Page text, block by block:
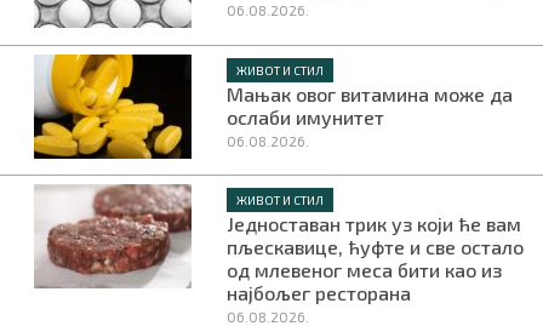
06.08.2026.
ЖИВОТ И СТИЛ
Мањак овог витамина може да
ослаби имунитет
06.08.2026.
ЖИВОТ И СТИЛ
Једноставан трик уз који ће вам
пљескавице, ћуфте и све остало
од млевеног меса бити као из
најбољег ресторана
06.08.2026.